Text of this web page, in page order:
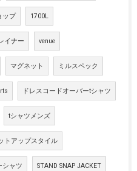
ップ 1700L
イナー venue
マグネット ミルスペック
ドレスコードオーバーtシャツ
tシャツメンズ
トアップスタイル
シャツ STAND SNAP JACKET